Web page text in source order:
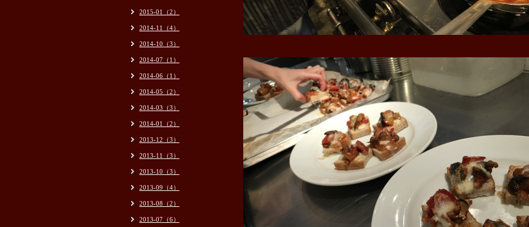
2015-01（2）
2014-11（4）
2014-10（3）
2014-07（1）
2014-06（1）
2014-05（2）
2014-03（3）
2014-01（2）
2013-12（3）
2013-11（3）
2013-10（3）
2013-09（4）
2013-08（2）
2013-07（6）